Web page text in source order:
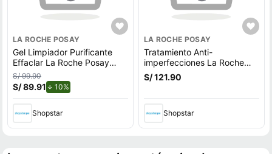
LA ROCHE POSAY
Gel Limpiador Purificante
Effaclar La Roche Posay
Refill 400Ml
S/ 99.90
S/ 89.91 10%
Shopstar
LA ROCHE POSAY
Tratamiento Anti-
imperfecciones La Roche
Posay Effaclar Duo+M
S/ 121.90
Shopstar